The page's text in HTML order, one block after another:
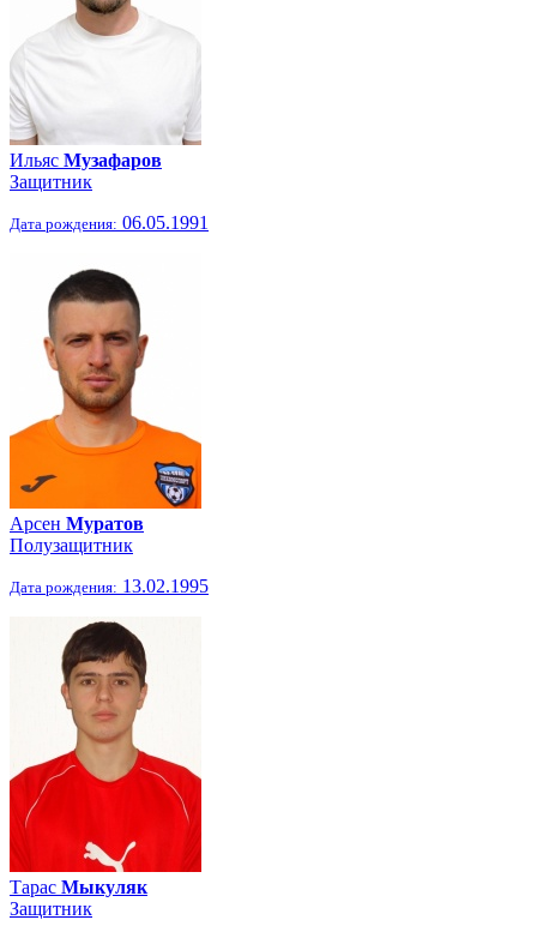
Ильяс Музафаров
Защитник
Дата рождения: 06.05.1991
Арсен Муратов
Полузащитник
Дата рождения: 13.02.1995
Тарас Мыкуляк
Защитник